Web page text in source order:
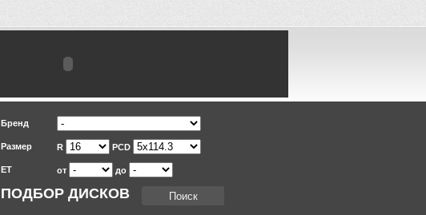
ПОДБОР ДИСКОВ
Бренд
Размер R PCD
ET от до